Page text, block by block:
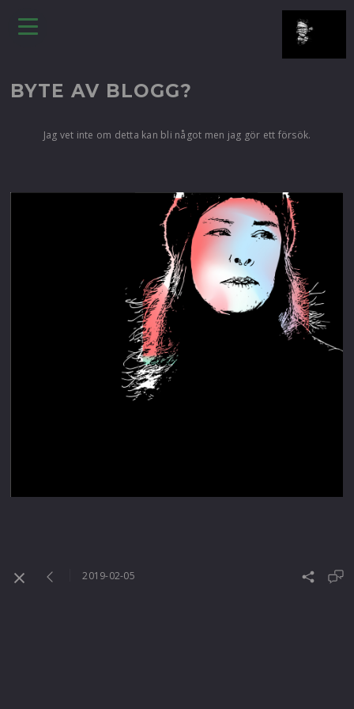
BYTE AV BLOGG?
Jag vet inte om detta kan bli något men jag gör ett försök.
2019-02-05